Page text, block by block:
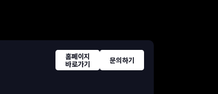
홈페이지
바로가기
문의하기